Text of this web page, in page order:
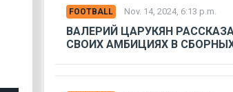
FOOTBALL Nov. 14, 2024, 6:13 p.m.
ВАЛЕРИЙ ЦАРУКЯН
СВОИХ АМБИЦИЯХ В